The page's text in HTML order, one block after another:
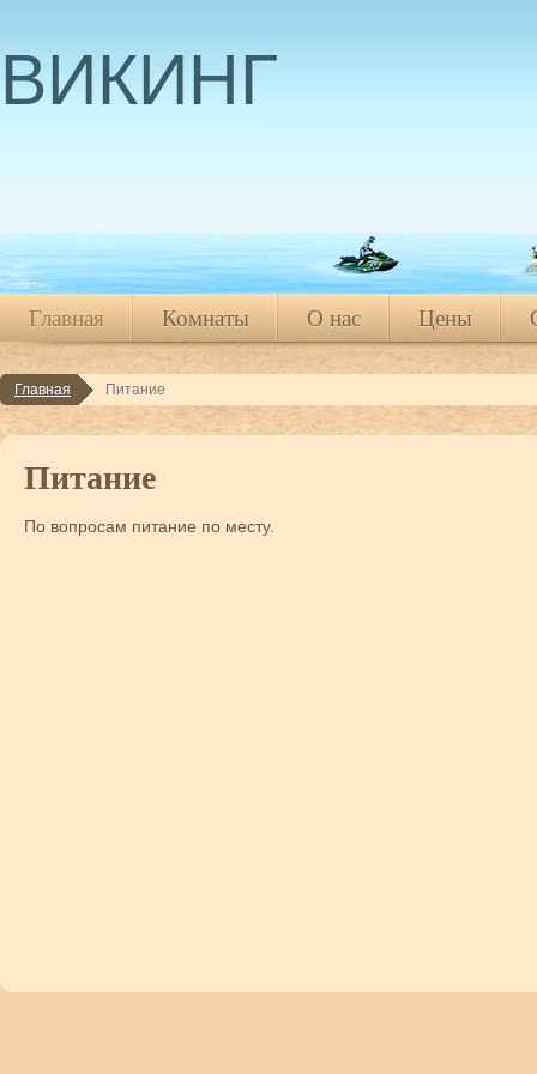
ВИКИНГ
Главная
Главная
Комнаты
Комнаты
О нас
О нас
Цены
Цены
Главная Питание
Питание
По вопросам питание по месту.